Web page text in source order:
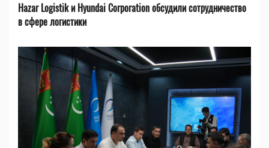
Hazar Logistik и Hyundai Corporation обсудили сотрудничество
в сфере логистики